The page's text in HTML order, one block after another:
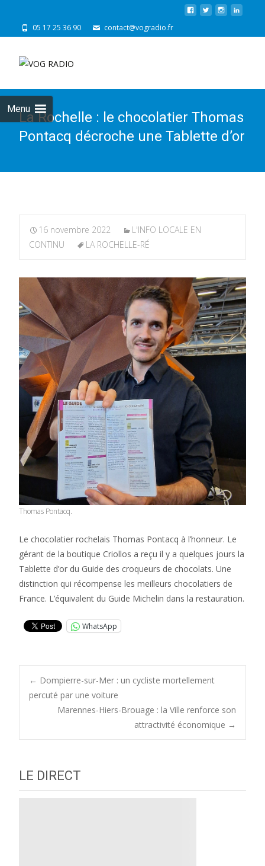
05 17 25 36 90 contact@vogradio.fr
Menu
La Rochelle : le chocolatier Thomas
Pontacq décroche une Tablette d’or
16 novembre 2022
L'INFO LOCALE EN
CONTINU
LA ROCHELLE-RÉ
Thomas Pontacq.
Le chocolatier rochelais Thomas Pontacq à l’honneur. Le
gérant de la boutique Criollos a reçu il y a quelques jours la
Tablette d’or du Guide des croqueurs de chocolats. Une
distinction qui récompense les meilleurs chocolatiers de
France. L’équivalent du Guide Michelin dans la restauration.
WhatsApp
Post
navigation
← Dompierre-sur-Mer : un cycliste mortellement
percuté par une voiture
Marennes-Hiers-Brouage : la Ville renforce son
attractivité économique →
LE DIRECT